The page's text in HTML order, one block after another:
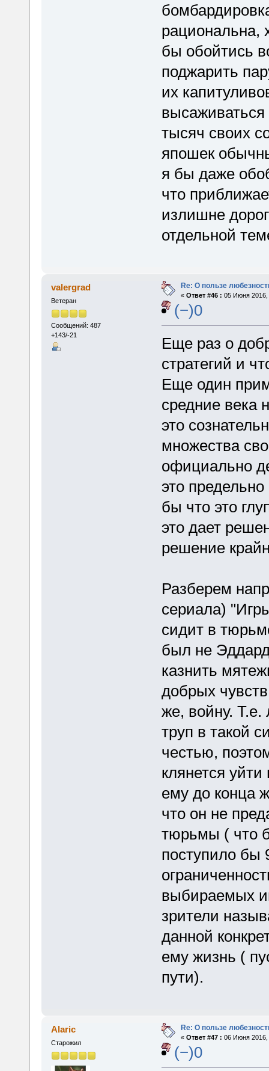
рациональна,
бы обойтись
поджарить
их
высаживаться
тысяч своих
япошек
я бы даже
что
излишне
отдельной
valergrad
Ветеран
Сообщений: 487
+143/-21
Re: О пользе
« Ответ #46 : 05 Июня 2016,
(−)0
Еще раз о
стратегий и
Еще один
средние века
это
множества
официально
это
бы что это
это дает
решение
Разберем
сериала)
сидит в
был не
казнить
добрых
же, войну.
труп в такой
честью,
клянется
ему до конца
что он не
тюрьмы ( что
поступило бы
выбираемых
зрители
данной
ему жизнь (
пути).
Alaric
Старожил
Re: О пользе
« Ответ #47 : 06 Июня 2016,
(−)0